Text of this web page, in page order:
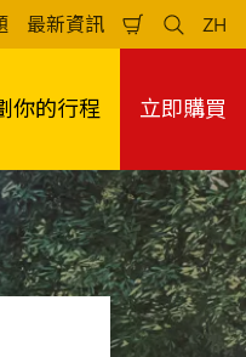
最新資訊
Shopping
Cart
Search
ZH
你的行程 立即購買